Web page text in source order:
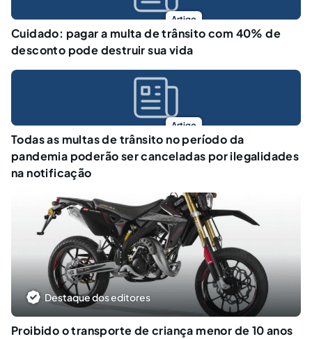
Artigo
Cuidado: pagar a multa de trânsito com 40% de
desconto pode destruir sua vida
Artigo
Todas as multas de trânsito no período da
pandemia poderão ser canceladas por ilegalidades
na notificação
Destaque dos editores
Proibido o transporte de criança menor de 10 anos